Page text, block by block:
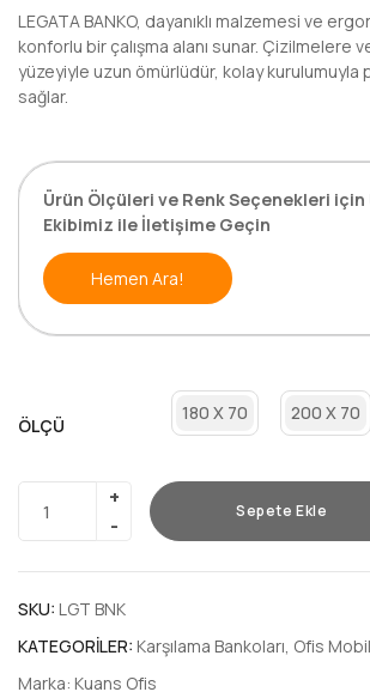
LEGATA BANKO, dayanıklı malzemesi ve
konforlu bir çalışma alanı sunar. Çizilmelere
yüzeyiyle uzun ömürlüdür, kolay kurulumuyla
sağlar.
Ürün Ölçüleri ve Renk Seçenekleri için
Ekibimiz ile İletişime Geçin
Hemen Ara!
ÖLÇÜ
180 X 70 200 X 70
Sepete Ekle
SKU: LGT BNK
KATEGORILER: Karşılama Bankoları, Ofis
Marka: Kuans Ofis